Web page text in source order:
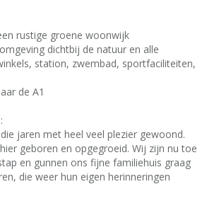
rustige groene woonwijk
dichtbij de natuur en alle
station, zwembad, sportfaciliteiten,
de A1
jaren met heel veel plezier gewoond.
geboren en opgegroeid. Wij zijn nu toe
en gunnen ons fijne familiehuis graag
die weer hun eigen herinneringen